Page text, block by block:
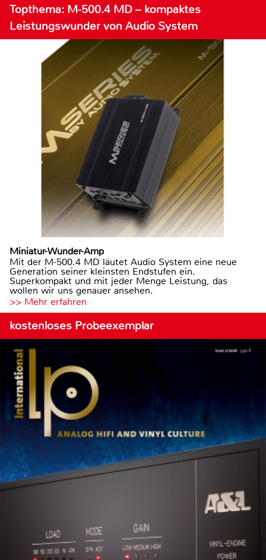
Topthema: M-500.4 MD – kompaktes
Leistungswunder von Audio System
Miniatur-Wunder-Amp
Mit der M-500.4 MD läutet Audio System eine neue
Generation seiner kleinsten Endstufen ein.
Superkompakt und mit jeder Menge Leistung, das
wollen wir uns genauer ansehen.
>> Mehr erfahren
kostenloses Probeexemplar